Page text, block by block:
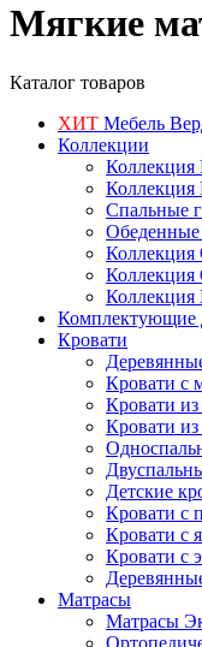
Мягкие
Каталог товаров
ХИТ Мебель
Коллекции
Коллекция
Коллекция
Спальные
Коллекция
Коллекция
Коллекция
Комплектующие
Кровати
Кровати с
Кровати
Кровати из
Детские
Кровати с
Кровати с
Кровати с
Матрасы
Матрасы